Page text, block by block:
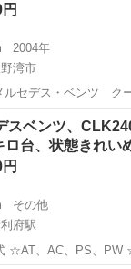
2004年
湾市
ルセデス・ベンツ ク
受け付けます。マニュ
ワゴン、etc…） 詳細 ■clk200
スベンツ、
ロ台、状態きれい
その他
府駅
☆AT、AC、PS、PW